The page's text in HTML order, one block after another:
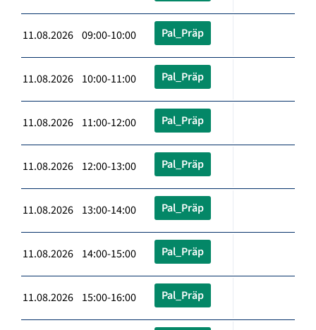
11.08.2026 09:00-10:00 Pal_Präp
11.08.2026 10:00-11:00 Pal_Präp
11.08.2026 11:00-12:00 Pal_Präp
11.08.2026 12:00-13:00 Pal_Präp
11.08.2026 13:00-14:00 Pal_Präp
11.08.2026 14:00-15:00 Pal_Präp
11.08.2026 15:00-16:00 Pal_Präp